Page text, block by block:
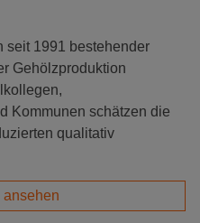
seit 1991 bestehender
Gehölzproduktion
Kommunen schätzen die
qualitativ
ansehen